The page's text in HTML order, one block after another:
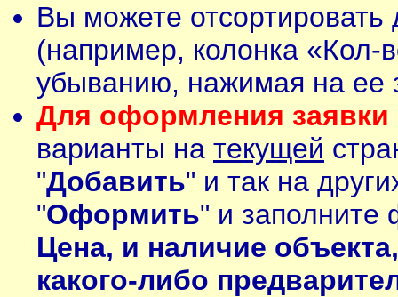
Вы можете
(например, колонка «Кол-
убыванию, нажимая на ее
Для оформления заявки
варианты на текущей
"Добавить" и так на
"Оформить" и заполните
Цена, и наличие
какого-либо